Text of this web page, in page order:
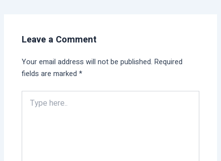
Leave a Comment
Your email address will not be published. Required
fields are marked*
here..